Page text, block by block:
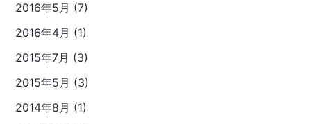
2016年5月 (7)
2016年4月 (1)
2015年7月 (3)
2015年5月 (3)
2014年8月 (1)